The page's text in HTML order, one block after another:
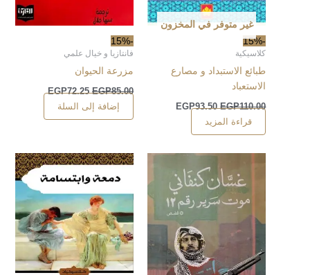
-15%
غير متوفر في المخزون
كلاسيكية
طبائع الاستبداد و مصارع
الاستعباد
EGP110.00
EGP93.50
قراءة المزيد
-15%
فانتازيا و خيال علمي
مزرعة الحيوان
EGP85.00
EGP72.25
إضافة إلى السلة